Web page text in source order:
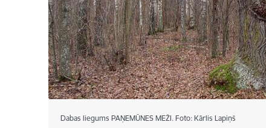
Dabas liegums PAŅEMŪNES MEŽI. Foto: Kārlis Lapiņš